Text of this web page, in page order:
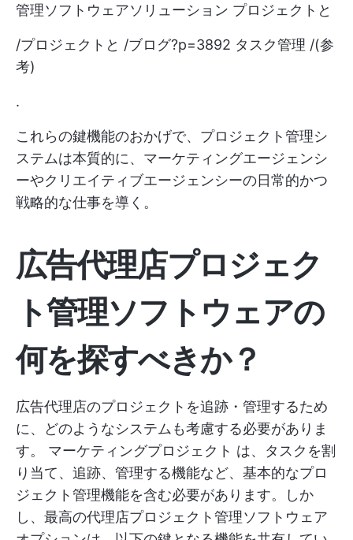
管理ソフトウェアソリューション プロジェクトと
/プロジェクトと /ブログ?p=3892 タスク管理 /(参
考)
.
これらの鍵機能のおかげで、プロジェクト管理シ
ステムは本質的に、マーケティングエージェンシ
ーやクリエイティブエージェンシーの日常的かつ
戦略的な仕事を導く。
広告代理店プロジェク
ト管理ソフトウェアの
何を探すべきか？
広告代理店のプロジェクトを追跡・管理するため
に、どのようなシステムも考慮する必要がありま
す。 マーケティングプロジェクト は、タスクを割
り当て、追跡、管理する機能など、基本的なプロ
ジェクト管理機能を含む必要があります。しか
し、最高の代理店プロジェクト管理ソフトウェア